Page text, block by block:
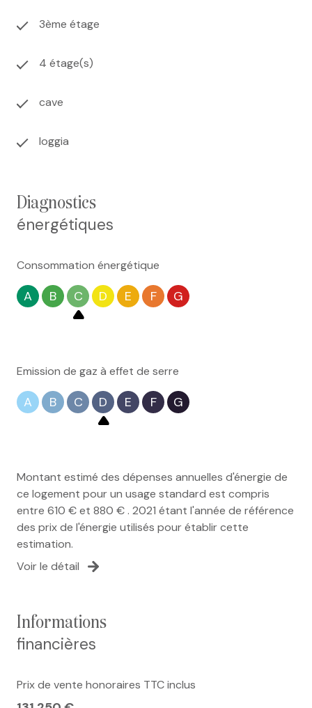
3ème étage
4 étage(s)
cave
loggia
diagnostics
énergétiques
Consommation énergétique
A B C D E F G
Emission de gaz à effet de serre
A B C D E F G
Montant estimé des dépenses annuelles d'énergie de
ce logement pour un usage standard est compris
entre 610 € et 880 € . 2021 étant l'année de référence
des prix de l'énergie utilisés pour établir cette
estimation.
Voir le détail
informations
financières
Prix de vente honoraires TTC inclus